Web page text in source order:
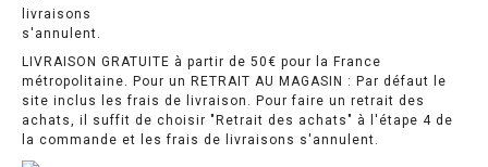
LIVRAISON GRATUITE à partir de 50€ pour la France
métropolitaine. Pour un RETRAIT AU MAGASIN : Par défaut le
site inclus les frais de livraison. Pour faire un retrait des
achats, il suffit de choisir "Retrait des achats" à l'étape 4 de
la commande et les frais de livraisons s'annulent.